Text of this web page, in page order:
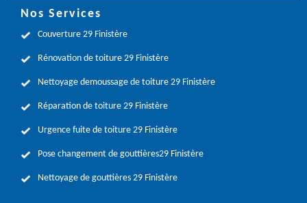
Nos Services
Couverture 29 Finistère
Rénovation de toiture 29 Finistère
Nettoyage demoussage de toiture 29 Finistère
Réparation de toiture 29 Finistère
Urgence fuite de toiture 29 Finistère
Pose changement de gouttières29 Finistère
Nettoyage de gouttières 29 Finistère